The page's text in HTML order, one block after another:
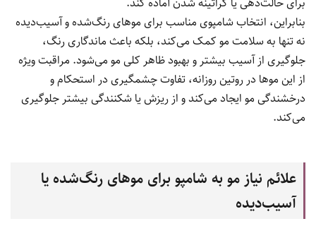
بنابراین، انتخاب شامپوی مناسب برای موهای رنگ‌شده و آسیب‌دیده
نه تنها به سلامت مو کمک می‌کند، بلکه باعث ماندگاری رنگ،
جلوگیری از آسیب بیشتر و بهبود ظاهر کلی مو می‌شود. مراقبت ویژه
از این موها در روتین روزانه، تفاوت چشمگیری در استحکام و
درخشندگی مو ایجاد می‌کند و از ریزش یا شکنندگی بیشتر جلوگیری
می‌کند.
علائم نیاز مو به شامپو برای موهای رنگ‌شده یا
آسیب‌دیده